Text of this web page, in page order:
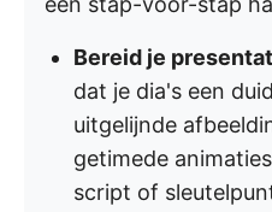
Bereid je
dat je dia's een
uitgelijnde
getimede
script of